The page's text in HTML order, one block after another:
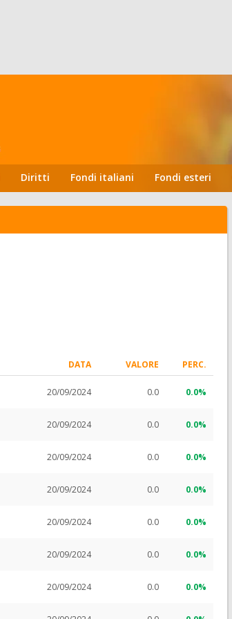
Diritti Fondi italiani Fondi esteri
DATA VALORE PERC.
20/09/2024 0.0 0.0%
20/09/2024 0.0 0.0%
20/09/2024 0.0 0.0%
20/09/2024 0.0 0.0%
20/09/2024 0.0 0.0%
20/09/2024 0.0 0.0%
20/09/2024 0.0 0.0%